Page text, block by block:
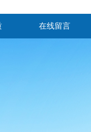
在线留言